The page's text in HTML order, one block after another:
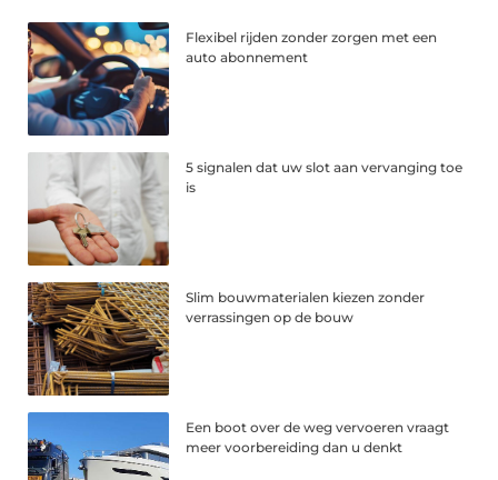
Flexibel rijden zonder zorgen met een
auto abonnement
5 signalen dat uw slot aan vervanging toe
is
Slim bouwmaterialen kiezen zonder
verrassingen op de bouw
Een boot over de weg vervoeren vraagt
meer voorbereiding dan u denkt